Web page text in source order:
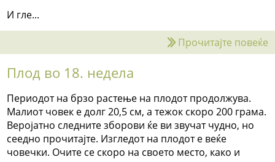
И гле...
Прочитајте повеќе
Плод во 18. недела
Периодот на брзо растење на плодот продолжува.
Малиот човек е долг 20,5 см, а тежок скоро 200 грама.
Веројатно следните зборови ќе ви звучат чудно, но
сеедно прочитајте. Изгледот на плодот е веќе
човечки. Очите се скоро на своето место, како и